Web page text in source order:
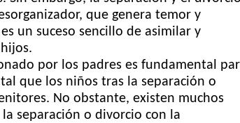
que genera temor y
un suceso sencillo de asimilar y
por los padres es fundamental
que los niños tras la separación o
No obstante, existen muchos
separación o divorcio con la